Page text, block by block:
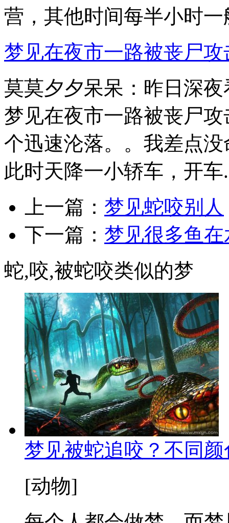
营，其他时间每半小时一
梦见在夜市一路被丧尸
莫莫夕夕呆呆：昨日深
梦见在夜市一路被丧尸
个迅速沦落。。我差点
此时天降一小轿车，开车
上一篇： 梦见蛇咬别人
下一篇： 梦见很多鱼
蛇,咬,被蛇咬类似的梦
梦见被蛇追咬？不同
[动物]